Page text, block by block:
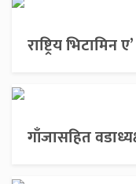
राष्ट्रिय
गाँजासहित